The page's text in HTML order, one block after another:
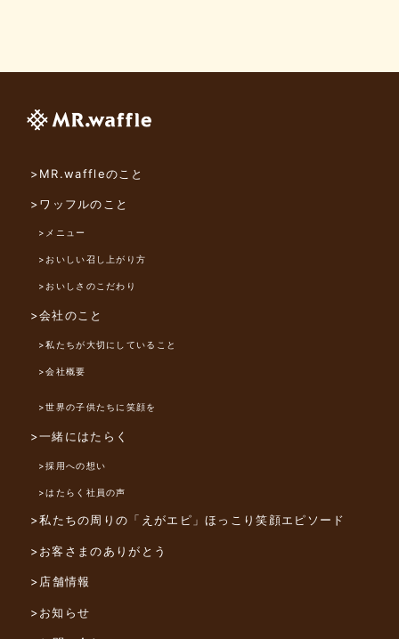
>MR.waffleのこと
>ワッフルのこと
>メニュー
>おいしい召し上がり方
>おいしさのこだわり
>会社のこと
>私たちが大切にしていること
>会社概要
>世界の子供たちに笑顔を
>一緒にはたらく
>採用への想い
>はたらく社員の声
>私たちの周りの「えがエピ」ほっこり笑顔エピソード
>お客さまのありがとう
>店舗情報
>お知らせ